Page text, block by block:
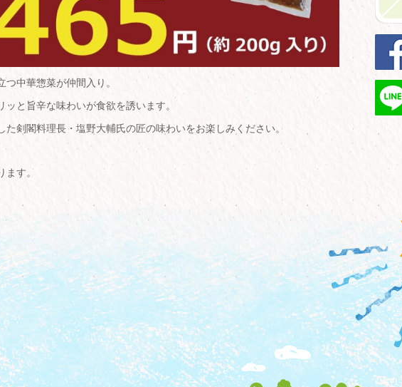
中華惣菜が仲間入り。
と旨辛な味わいが食欲を誘います。
剣閣料理長・塩野大輔氏の匠の味わいをお楽しみください。
ます。